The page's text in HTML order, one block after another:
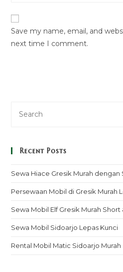
URL
(optional)
Save my name, email, and
next time I comment.
Recent Posts
Sewa Hiace Gresik Murah dengan
Persewaan Mobil di Gresik Murah
Sewa Mobil Elf Gresik Murah Short
Sewa Mobil Sidoarjo Lepas Kunci
Rental Mobil Matic Sidoarjo Murah